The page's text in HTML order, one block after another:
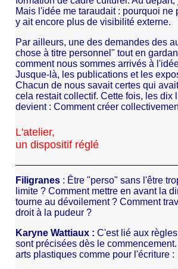
Mais l'idée me taraudait : pourquoi
y ait encore plus de visibilité externe.
Par ailleurs, une des demandes des
chose à titre personnel" tout en
comment nous sommes arrivés à
Jusque-là, les publications et les
Chacun de nous savait certes qui
cela restait collectif. Cette fois, les
devient : Comment créer
L'atelier,
un dispositif réglé
Filigranes : Être "perso" sans l'être
limite ? Comment mettre en avant la
tourne au dévoilement ? Comment
droit à la pudeur ?
Karyne Wattiaux : C'est lié aux
sont précisées dès le
arts plastiques comme pour l'écriture :